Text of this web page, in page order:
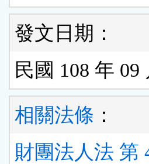
發文日期：
民國 108 年 09
相關法條 ：
財團法人法 第